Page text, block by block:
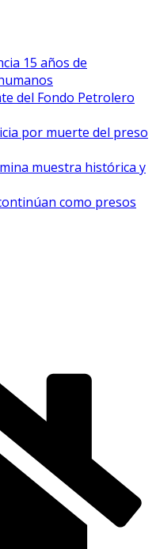
15 años de
del Fondo Petrolero
por muerte del preso
muestra histórica y
como presos